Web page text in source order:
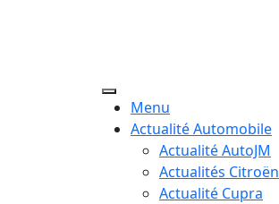
Menu
Actualité Automobile
Actualité AutoJM
Actualités Citroën
Actualité Cupra